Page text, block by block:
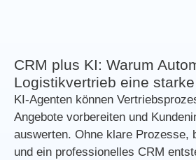
CRM plus KI: Warum
Logistikvertrieb eine
KI-Agenten können
Angebote vorbereiten und
auswerten. Ohne klare Prozesse,
und ein professionelles CRM